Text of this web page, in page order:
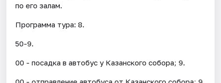
по его залам.
Программа тура: 8.
50-9.
00 - посадка в автобус у Казанского собора; 9.